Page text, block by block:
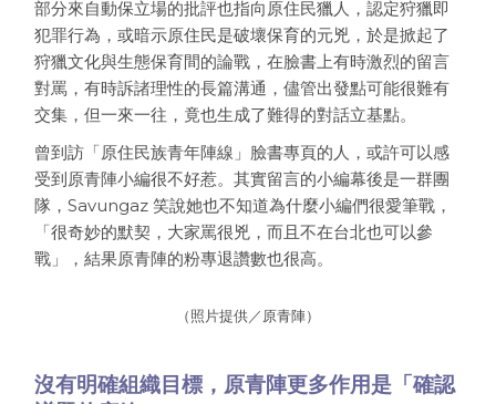
部分來自動保立場的批評也指向原住民獵人，認定狩獵即
犯罪行為，或暗示原住民是破壞保育的元兇，於是掀起了
狩獵文化與生態保育間的論戰，在臉書上有時激烈的留言
對罵，有時訴諸理性的長篇溝通，儘管出發點可能很難有
交集，但一來一往，竟也生成了難得的對話立基點。
曾到訪「原住民族青年陣線」臉書專頁的人，或許可以感
受到原青陣小編很不好惹。其實留言的小編幕後是一群團
隊，Savungaz 笑說她也不知道為什麼小編們很愛筆戰，
「很奇妙的默契，大家罵很兇，而且不在台北也可以參
戰」，結果原青陣的粉專退讚數也很高。
（照片提供／原青陣）
沒有明確組織目標，原青陣更多作用是「確認